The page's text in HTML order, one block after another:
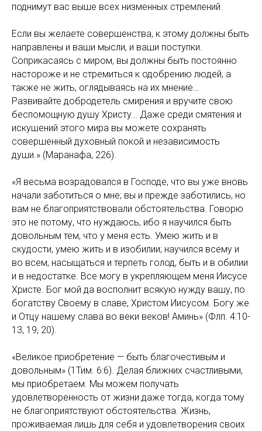
поднимут вас выше всех низменных стремлений.
Если вы желаете совершенства, к этому должны быть
направлены и ваши мысли, и ваши поступки.
Соприкасаясь с миром, вы должны быть постоянно
настороже и не стремиться к одобрению людей, а
также не жить, оглядываясь на их мнение…
Развивайте добродетель смирения и вручите свою
беспомощную душу Христу… Даже среди смятения и
искушений этого мира вы можете сохранять
совершенный духовный покой и независимость
души.» (Маранафа, 226).
«Я весьма возрадовался в Господе, что вы уже вновь
начали заботиться о мне; вы и прежде заботились, но
вам не благоприятствовали обстоятельства. Говорю
это не потому, что нуждаюсь, ибо я научился быть
довольным тем, что у меня есть. Умею жить и в
скудости, умею жить и в изобилии; научился всему и
во всем, насыщаться и терпеть голод, быть и в обилии
и в недостатке. Все могу в укрепляющем меня Иисусе
Христе. Бог мой да восполнит всякую нужду вашу, по
богатству Своему в славе, Христом Иисусом. Богу же
и Отцу нашему слава во веки веков! Аминь» (Флп. 4:10-
13, 19, 20).
«Великое приобретение — быть благочестивым и
довольным» (1Тим. 6:6). Делая ближних счастливыми,
мы приобретаем. Мы можем получать
удовлетворенность от жизни даже тогда, когда тому
не благоприятствуют обстоятельства. Жизнь,
проживаемая лишь для себя и удовлетворения своих